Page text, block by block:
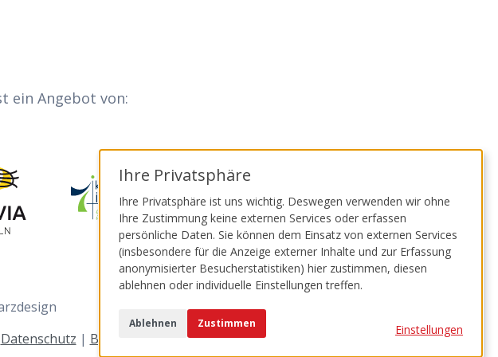
ein Angebot von:
MännerKatholische Jugendagentur Köln
Malteser
Datenschutz | Barrierefreiheit
Ihre Privatsphäre
Ihre Privatsphäre ist uns wichtig. Deswegen verwenden wir ohne
Ihre Zustimmung keine externen Services oder erfassen
persönliche Daten. Sie können dem Einsatz von externen Services
(insbesondere für die Anzeige externer Inhalte und zur Erfassung
anonymisierter Besucherstatistiken) hier zustimmen, diesen
ablehnen oder individuelle Einstellungen treffen.
Einstellungen
Ablehnen Zustimmen